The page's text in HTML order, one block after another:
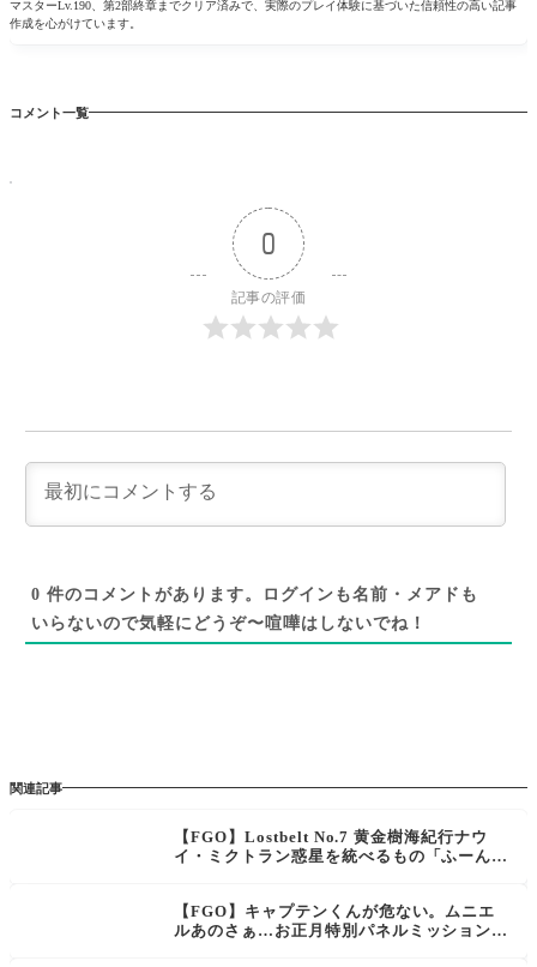
マスターLv.190、第2部終章までクリア済みで、実際のプレイ体験に基づいた信頼性の高い記事
作成を心がけています。
コメント一覧
0
記事の評価
0 件のコメントがあります。ログインも名前・メアドも
いらないので気軽にどうぞ〜喧嘩はしないでね！
関連記事
【FGO】Lostbelt No.7 黄金樹海紀行ナウ
イ・ミクトラン惑星を統べるもの「ふーん、
た予告映像
【FGO】キャプテンくんが危ない。ムニエ
ルあのさぁ…お正月特別パネルミッション